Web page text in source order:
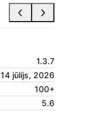
1.3.7
14 jūlijs, 2026
100+
5.6